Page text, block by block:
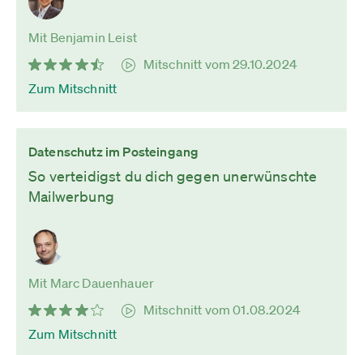
Mit Benjamin Leist
Mitschnitt vom 29.10.2024
Zum Mitschnitt
Datenschutz im Posteingang
So verteidigst du dich gegen unerwünschte
Mailwerbung
Mit Marc Dauenhauer
Mitschnitt vom 01.08.2024
Zum Mitschnitt